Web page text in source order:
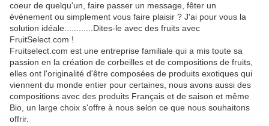
coeur de quelqu'un, faire passer un message, fêter un
événement ou simplement vous faire plaisir ? J'ai pour vous la
solution idéale............Dites-le avec des fruits avec
FruitSelect.com !
Fruitselect.com est une entreprise familiale qui a mis toute sa
passion en la création de corbeilles et de compositions de fruits,
elles ont l'originalité d'être composées de produits exotiques qui
viennent du monde entier pour certaines, nous avons aussi des
compositions avec des produits Français et de saison et même
Bio, un large choix s'offre à nous selon ce que nous souhaitons
offrir.